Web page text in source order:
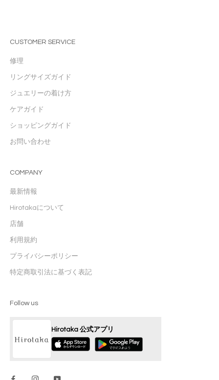
CUSTOMER SERVICE
修理
リングサイズガイド
ジュエリーの着け方
ケアガイド
ショッピングガイド
お問い合わせ
COMPANY
最新情報
Hirotakaについて
店舗
利用規約
プライバシーポリシー
特定商取引法に基づく表記
Follow us
Hirotaka 公式アプリ